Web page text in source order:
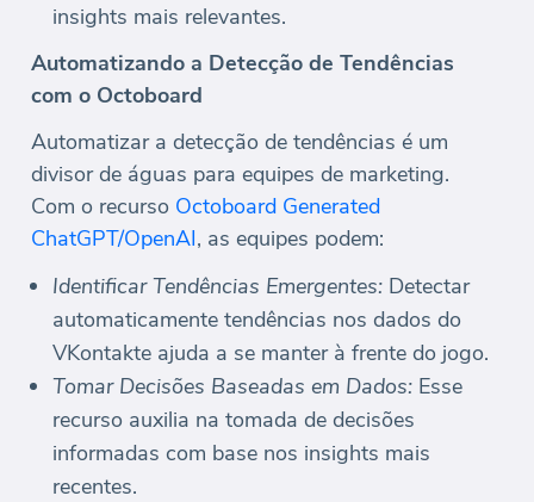
insights mais relevantes.
Automatizando a Detecção de Tendências
com o Octoboard
Automatizar a detecção de tendências é um
divisor de águas para equipes de marketing.
Com o recurso Octoboard Generated
ChatGPT/OpenAI, as equipes podem:
Identificar Tendências Emergentes: Detectar
automaticamente tendências nos dados do
VKontakte ajuda a se manter à frente do jogo.
Tomar Decisões Baseadas em Dados: Esse
recurso auxilia na tomada de decisões
informadas com base nos insights mais
recentes.